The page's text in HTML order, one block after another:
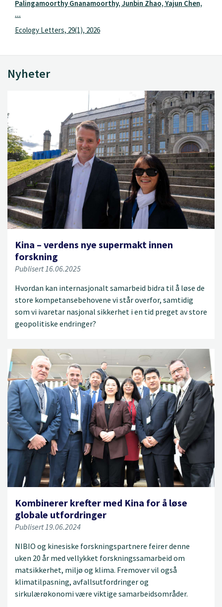
Palingamoorthy Gnanamoorthy, Junbin Zhao, Yajun Chen,
...
Ecology Letters, 29(1), 2026
Nyheter
Kina – verdens nye supermakt innen
forskning
Publisert 16.06.2025
Hvordan kan internasjonalt samarbeid bidra til å løse de
store kompetansebehovene vi står overfor, samtidig
som vi ivaretar nasjonal sikkerhet i en tid preget av store
geopolitiske endringer?
Kombinerer krefter med Kina for å løse
globale utfordringer
Publisert 19.06.2024
NIBIO og kinesiske forskningspartnere feirer denne
uken 20 år med vellykket forskningssamarbeid om
matsikkerhet, miljø og klima. Fremover vil også
klimatilpasning, avfallsutfordringer og
sirkulærøkonomi være viktige samarbeidsområder.